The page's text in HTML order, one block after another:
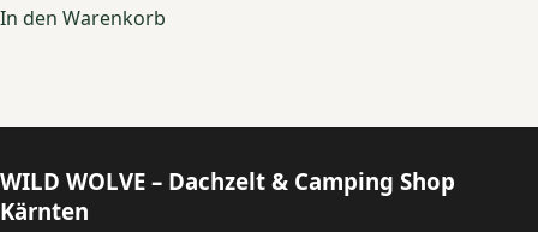
In den Warenkorb
WILD WOLVE – Dachzelt & Camping Shop
Kärnten